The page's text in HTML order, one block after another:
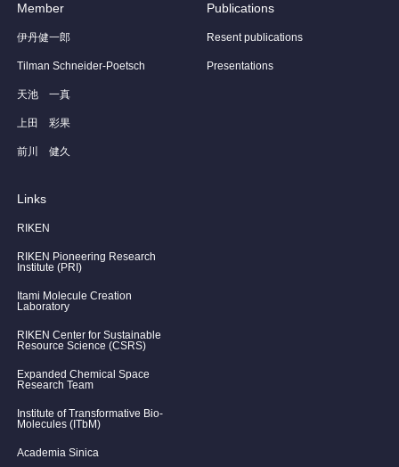
Member
伊丹健一郎
Tilman Schneider-Poetsch
天池 一真
上田 彩果
前川 健久
Publications
Resent publications
Presentations
Links
RIKEN
RIKEN Pioneering Research
Institute (PRI)
Itami Molecule Creation
Laboratory
RIKEN Center for Sustainable
Resource Science (CSRS)
Expanded Chemical Space
Research Team
Institute of Transformative Bio-
Molecules (ITbM)
Academia Sinica